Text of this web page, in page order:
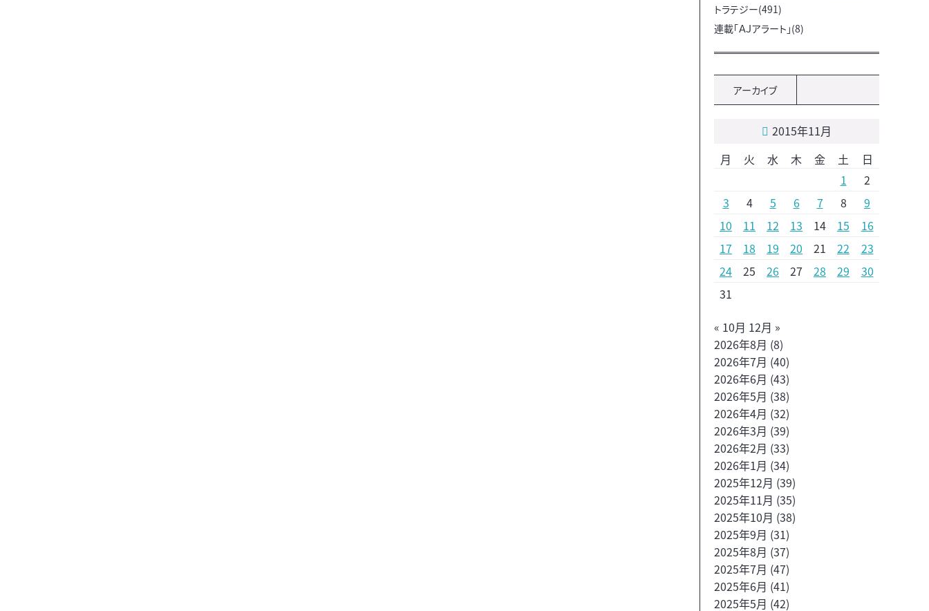
トラテジー(491)
連載「ＡＪアラート」(8)
アーカイブ
2015年11月
月
火 水 木 金 土
日
1
2
3
4 5 6 7 8
9
10
11 12 13 14 15
16
17
18 19 20 21 22
23
24
25 26 27 28 29
30
31
« 10月 12月 »
2026年8月 (8)
2026年7月 (40)
2026年6月 (43)
2026年5月 (38)
2026年4月 (32)
2026年3月 (39)
2026年2月 (33)
2026年1月 (34)
2025年12月 (39)
2025年11月 (35)
2025年10月 (38)
2025年9月 (31)
2025年8月 (37)
2025年7月 (47)
2025年6月 (41)
2025年5月 (42)